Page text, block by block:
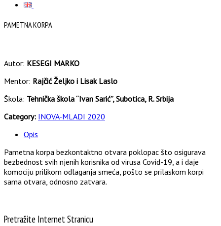
PAMETNA KORPA
Autor: KESEGI MARKO
Mentor: Rajčić Željko i Lisak Laslo
Škola: Tehnička škola “Ivan Sarić”, Subotica, R. Srbija
Category: INOVA-MLADI 2020
Opis
Pametna korpa bezkontaktno otvara poklopac što osigurava
bezbednost svih njenih korisnika od virusa Covid-19, a i daje
komociju prilikom odlaganja smeća, pošto se prilaskom korpi
sama otvara, odnosno zatvara.
Pretražite Internet Stranicu